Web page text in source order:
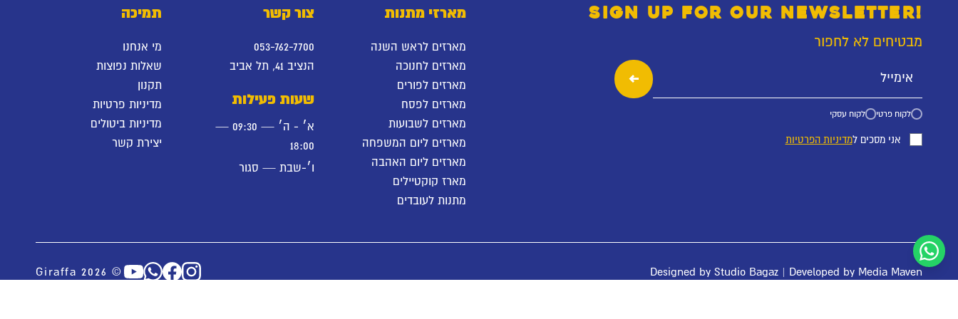
SIGN UP FOR OUR NEWSLETTER!
מבטיחים לא לחפור
לקוח פרטי לקוח עסקי
אני מסכים למדיניות הפרטיות
מארזי מתנות
מארזים לראש השנה
מארזים לחנוכה
מארזים לפורים
מארזים לפסח
מארזים לשבועות
מארזים ליום המשפחה
מארזים ליום האהבה
מארז קוקטיילים
מתנות לעובדים
צור קשר
053-762-7700
הנציב 41, תל אביב
שעות פעילות
א׳ - ה׳ — 09:30 —
18:00
ו׳-שבת — סגור
תמיכה
מי אנחנו
שאלות נפוצות
תקנון
מדיניות פרטיות
מדיניות ביטולים
יצירת קשר
Designed by Studio Bagaz | Developed by Media Maven
© Giraffa 2026